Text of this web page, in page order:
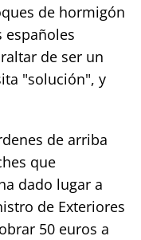
de hormigón
españoles
de ser un
"solución", y
de arriba
que
dado lugar a
de Exteriores
50 euros a